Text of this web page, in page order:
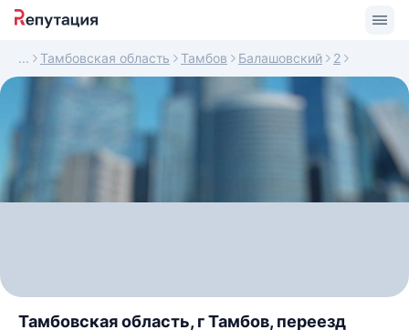
Тамбовская область Тамбов Балашовский 2
Тамбовская область, г Тамбов, переезд